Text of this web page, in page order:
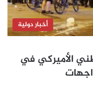
أخبار دولية
الأميركي في